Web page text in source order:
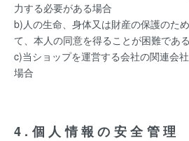
力する必要がある場合
b)人の生命、身体又は財産の保護のた
て、本人の同意を得ることが困難であ
c)当ショップを運営する会社の関連会
場合
4.個人情報の安全管理